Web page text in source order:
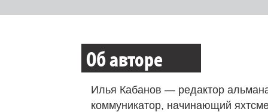
Об авторе
Илья Кабанов — редактор
коммуникатор, начинающий